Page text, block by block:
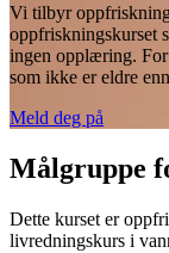
Vi tilbyr
oppfriskningskurset
ingen opplæring.
som ikke er eldre
Meld deg på
Målgruppe
Dette kurset er
livredningskurs i